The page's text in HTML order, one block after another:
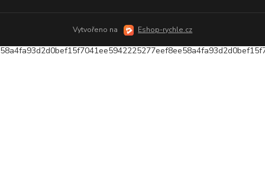
Vytvořeno na Eshop-rychle.cz